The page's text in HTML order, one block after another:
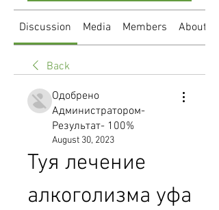
Discussion Media Members About
Back
Одобрено
Администратором-
Результат- 100%
August 30, 2023
Туя лечение
алкоголизма уфа